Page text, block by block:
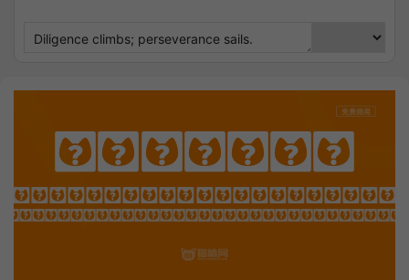
Ephesis
SEEK NOTHING
Sharpens Love, presence